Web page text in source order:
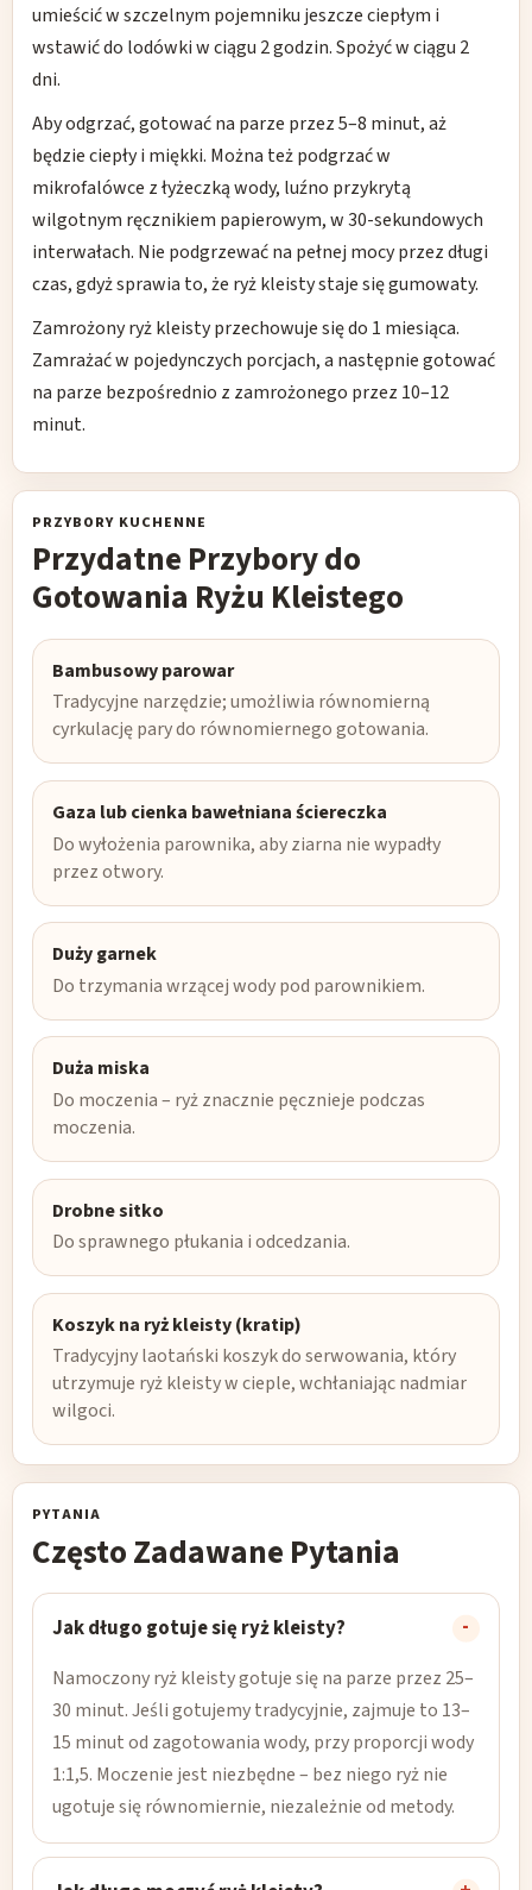
umieścić w szczelnym pojemniku jeszcze ciepłym i
wstawić do lodówki w ciągu 2 godzin. Spożyć w ciągu 2
dni.
Aby odgrzać, gotować na parze przez 5–8 minut, aż
będzie ciepły i miękki. Można też podgrzać w
mikrofalówce z łyżeczką wody, luźno przykrytą
wilgotnym ręcznikiem papierowym, w 30-sekundowych
interwałach. Nie podgrzewać na pełnej mocy przez długi
czas, gdyż sprawia to, że ryż kleisty staje się gumowaty.
Zamrożony ryż kleisty przechowuje się do 1 miesiąca.
Zamrażać w pojedynczych porcjach, a następnie gotować
na parze bezpośrednio z zamrożonego przez 10–12
minut.
PRZYBORY KUCHENNE
Przydatne Przybory do
Gotowania Ryżu Kleistego
Bambusowy parowar
Tradycyjne narzędzie; umożliwia równomierną
cyrkulację pary do równomiernego gotowania.
Gaza lub cienka bawełniana ściereczka
Do wyłożenia parownika, aby ziarna nie wypadły
przez otwory.
Duży garnek
Do trzymania wrzącej wody pod parownikiem.
Duża miska
Do moczenia – ryż znacznie pęcznieje podczas
moczenia.
Drobne sitko
Do sprawnego płukania i odcedzania.
Koszyk na ryż kleisty (kratip)
Tradycyjny laotański koszyk do serwowania, który
utrzymuje ryż kleisty w cieple, wchłaniając nadmiar
wilgoci.
PYTANIA
Często Zadawane Pytania
Jak długo gotuje się ryż kleisty?
Namoczony ryż kleisty gotuje się na parze przez 25–
30 minut. Jeśli gotujemy tradycyjnie, zajmuje to 13–
15 minut od zagotowania wody, przy proporcji wody
1:1,5. Moczenie jest niezbędne – bez niego ryż nie
ugotuje się równomiernie, niezależnie od metody.